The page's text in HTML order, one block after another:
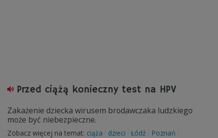
Przed ciążą konieczny test na HPV
Zakażenie dziecka wirusem brodawczaka ludzkiego
może być niebezpieczne.
Zobacz więcej na temat: ciąża dzieci Łódź Poznań